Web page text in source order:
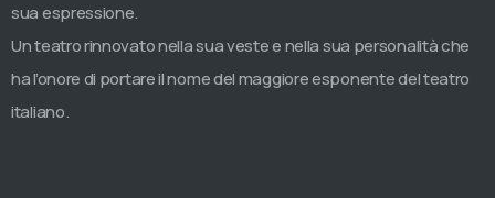
sua espressione.
Un teatro rinnovato nella sua veste e nella sua personalità che
ha l’onore di portare il nome del maggiore esponente del teatro
italiano.